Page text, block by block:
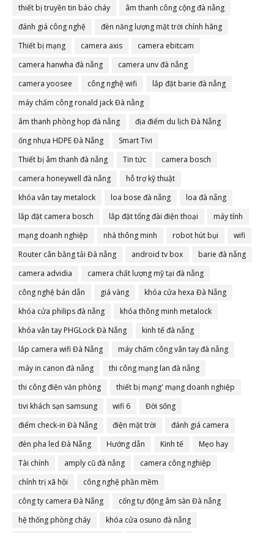
thiết bị truyền tin báo cháy
âm thanh công cộng đà nẵng
đánh giá công nghệ
đèn năng lượng mặt trời chính hãng
Thiết bị mạng
camera axis
camera ebitcam
camera hanwha đà nẵng
camera unv đà nẵng
camera yoosee
công nghệ wifi
lắp đặt barie đà nẵng
máy chấm công ronald jack Đà nẵng
âm thanh phòng họp đà nẵng
địa điểm du lịch Đà Nẵng
ống nhựa HDPE Đà Nẵng
Smart Tivi
Thiết bị âm thanh đà nẵng
Tin tức
camera bosch
camera honeywell đà nẵng
hỗ trợ kỹ thuật
khóa vân tay metalock
loa bose đà nẵng
loa đà nẵng
lắp đặt camera bosch
lắp đặt tổng đài điện thoại
máy tính
mạng doanh nghiệp
nhà thông minh robot hút bụi
wifi
Router cân bằng tải Đà nẵng
android tv box
barie đà nẵng
camera advidia
camera chất lượng mỹ tại đà nẵng
công nghệ bán dẫn
giá vàng
khóa cửa hexa Đà Nẵng
khóa cửa philips đà nẵng
khóa thông minh metalock
khóa vân tay PHGLock Đà Nẵng
kinh tế đà nẵng
lắp camera wifi Đà Nẵng
máy chấm công vân tay đà nẵng
máy in canon đà nẵng
thi công mạng lan đà nẵng
thi công điện văn phòng
thiết bị mạng' mạng doanh nghiệp
tivi khách sạn samsung
wifi 6
Đời sống
điểm check-in Đà Nẵng
điện mặt trời
đánh giá camera
đèn pha led Đà Nẵng
Hướng dẫn Kinh tế
Mẹo hay
Tài chính
amply cũ đà nẵng
camera công nghiệp
chính trị xã hội
công nghệ phần mềm
công ty camera Đà Nẵng
cổng tự động âm sàn Đà nẵng
hệ thống phòng cháy
khóa cửa osuno đà nẵng